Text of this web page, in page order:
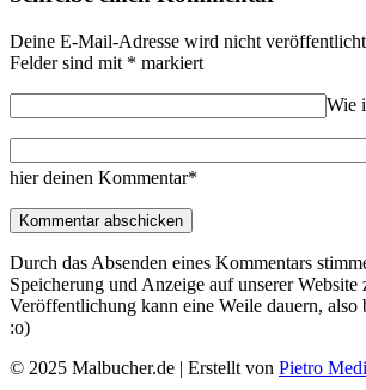
Deine E-Mail-Adresse wird nicht
Felder sind mit * markiert
Wie
hier deinen Kommentar*
Durch das Absenden eines Kommentars
Speicherung und Anzeige auf unserer Website
Veröffentlichung kann eine Weile dauern, also
:o)
© 2025 Malbucher.de | Erstellt von Pietro